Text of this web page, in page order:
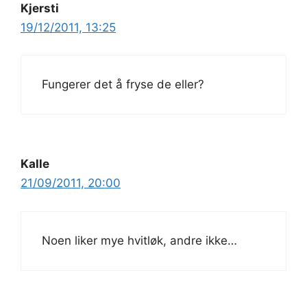
Kjersti
19/12/2011, 13:25
Fungerer det å fryse de eller?
Kalle
21/09/2011, 20:00
Noen liker mye hvitløk, andre ikke…